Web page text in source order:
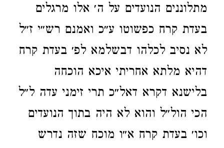
מתלוננים הנועדים על ה׳ אלו מרגלים
בעדת קרח כפשוטו ע״כ ואמנם רש״י ז״ל
לא נסיב לכלהו דבשלמא לפ׳ בעדת קרח
דהיא מלתא אחריתי איכא הוכחה
בלישנא דקרא דאל״כ תרי זימני עדה ל״ל
הכי הול״ל והוא לא היה בתוך הנועדים
וכו׳ בעדת קרח א״ו מוכח שזה נדרש